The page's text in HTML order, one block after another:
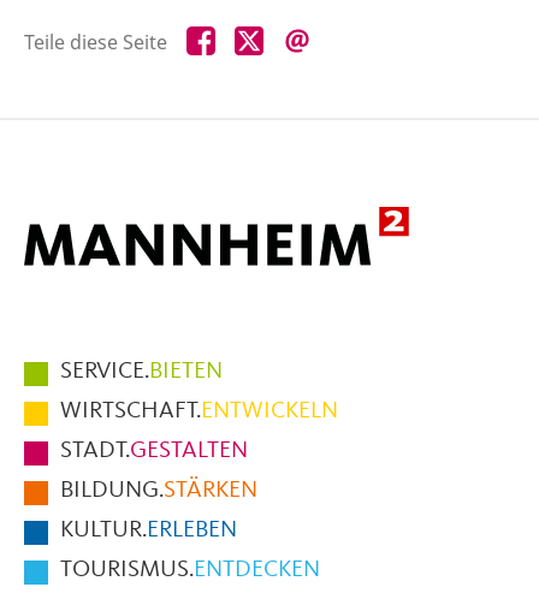
Teile diese Seite Teile
diese
Teile
diese
Hauptmenüpunkte
im
Fußbereich
der
Seite
SERVICE.BIETEN
WIRTSCHAFT.ENTWICKELN
STADT.GESTALTEN
BILDUNG.STÄRKEN
KULTUR.ERLEBEN
TOURISMUS.ENTDECKEN